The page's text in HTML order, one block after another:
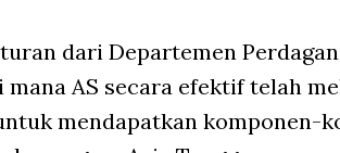
dari Departemen
mana AS secara efektif telah
mendapatkan komponen-